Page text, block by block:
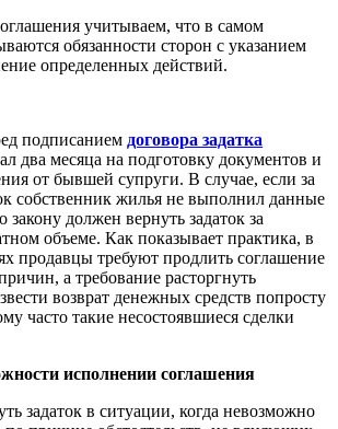
учитываем, что в самом
обязанности сторон с указанием
определенных действий.
подписанием договора задатка
два месяца на подготовку документов и
от бывшей супруги. В случае, если за
собственник жилья не выполнил данные
закону должен вернуть задаток за
объеме. Как показывает практика, в
продавцы требуют продлить соглашение
а требование расторгнуть
возврат денежных средств попросту
часто такие несостоявшиеся сделки
исполнении соглашения
задаток в ситуации, когда невозможно